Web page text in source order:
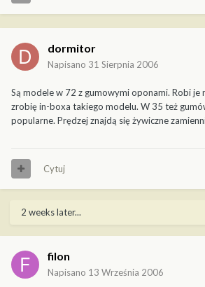
dormitor
Napisano 31 Sierpnia 2006
Są modele w 72 z gumowymi oponami. Robi je
zrobię in-boxa takiego modelu. W 35 też
popularne. Prędzej znajdą się żywiczne
Cytuj
2 weeks later...
filon
Napisano 13 Września 2006